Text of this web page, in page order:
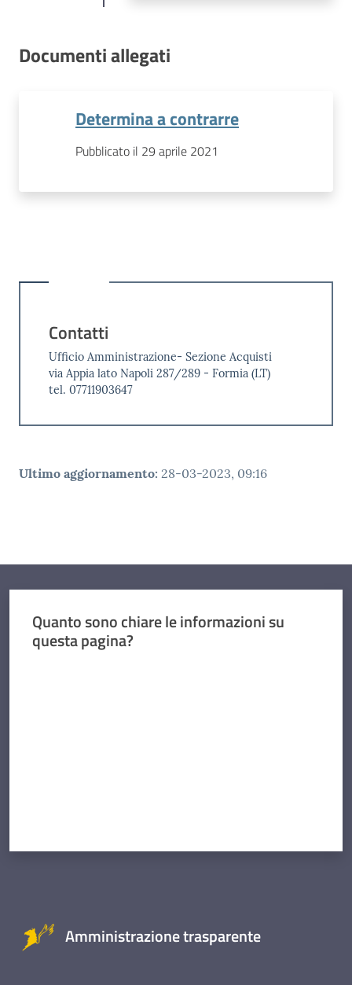
Documenti allegati
Determina a contrarre
Pubblicato il 29 aprile 2021
Contatti
Ufficio Amministrazione- Sezione Acquisti
via Appia lato Napoli 287/289 - Formia (LT)
tel. 07711903647
Ultimo aggiornamento: 28-03-2023, 09:16
Quanto sono chiare le informazioni su
questa pagina?
Amministrazione trasparente